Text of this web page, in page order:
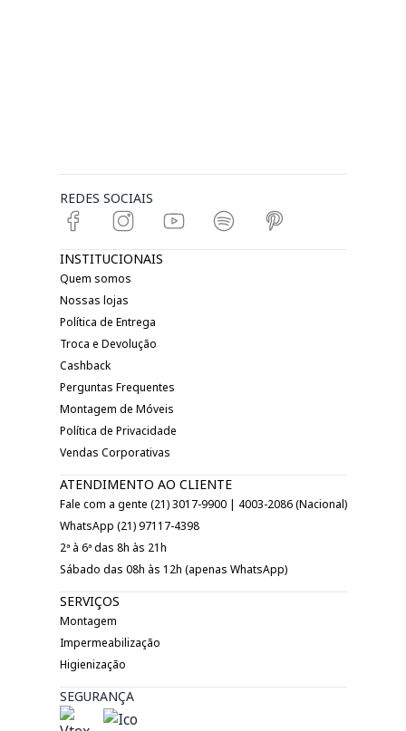
REDES SOCIAIS
INSTITUCIONAIS
Quem somos
Nossas lojas
Política de Entrega
Troca e Devolução
Cashback
Perguntas Frequentes
Montagem de Móveis
Política de Privacidade
Vendas Corporativas
ATENDIMENTO AO CLIENTE
Fale com a gente (21) 3017-9900 | 4003-2086 (Nacional)
WhatsApp (21) 97117-4398
2ª à 6ª das 8h às 21h
Sábado das 08h às 12h (apenas WhatsApp)
SERVIÇOS
Montagem
Impermeabilização
Higienização
SEGURANÇA